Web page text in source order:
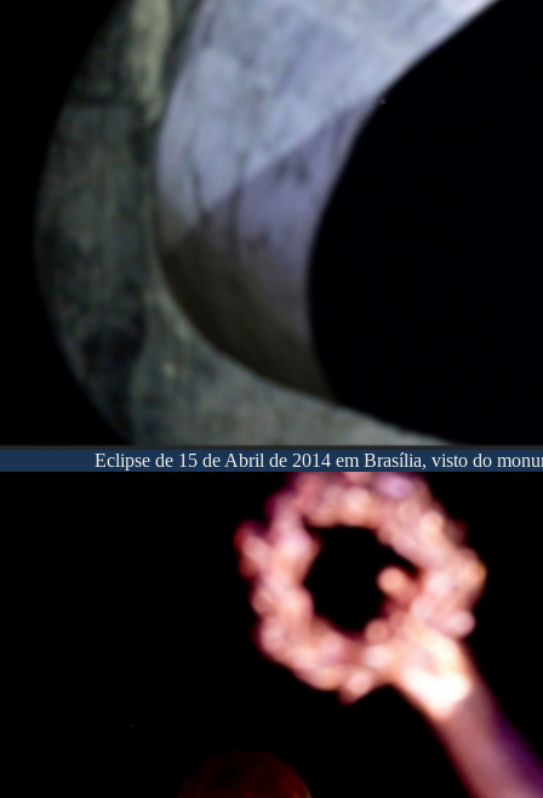
Eclipse de 15 de Abril de 2014 em Brasília, visto do